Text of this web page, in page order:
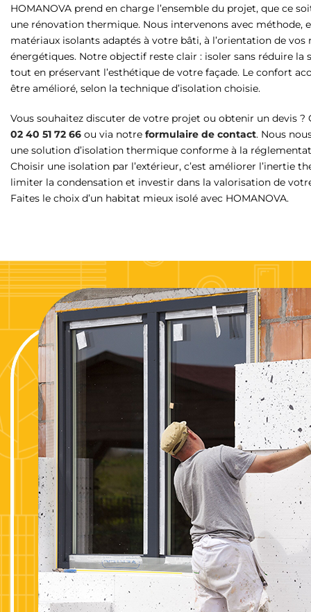
HOMANOVA prend en charge l’ensemble du projet, que ce
une rénovation thermique. Nous intervenons avec méthode,
matériaux isolants adaptés à votre bâti, à l’orientation de
énergétiques. Notre objectif reste clair : isoler sans réduire la
tout en préservant l’esthétique de votre façade. Le confort
être amélioré, selon la technique d’isolation choisie.
Vous souhaitez discuter de votre projet ou obtenir un devis ?
02 40 51 72 66 ou via notre formulaire de contact. Nous
une solution d’isolation thermique conforme à la
Choisir une isolation par l’extérieur, c’est améliorer l’inertie
limiter la condensation et investir dans la valorisation de
Faites le choix d’un habitat mieux isolé avec HOMANOVA.